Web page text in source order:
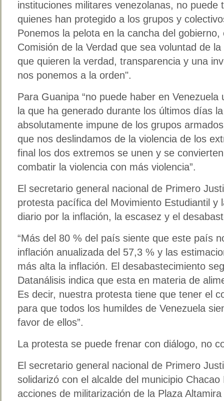
instituciones militares venezolanas, no puede
quienes han protegido a los grupos y
Ponemos la pelota en la cancha del
Comisión de la Verdad que sea voluntad de
que quieren la verdad, transparencia y una
nos ponemos a la orden".
Para Guanipa “no puede haber en
la que ha generado durante los últimos días
absolutamente impune de los grupos
que nos deslindamos de la violencia de los
final los dos extremos se unen y se
combatir la violencia con más violencia”.
El secretario general nacional de Primero
protesta pacífica del Movimiento Estudiantil y
diario por la inflación, la escasez y el
“Más del 80 % del país siente que este país
inflación anualizada del 57,3 % y las
más alta la inflación. El desabastecimiento
Datanálisis indica que esta en materia de
Es decir, nuestra protesta tiene que tener el
para que todos los humildes de Venezuela
favor de ellos”.
La protesta se puede frenar con diálogo, no
El secretario general nacional de Primero
solidarizó con el alcalde del municipio
acciones de militarización de la Plaza